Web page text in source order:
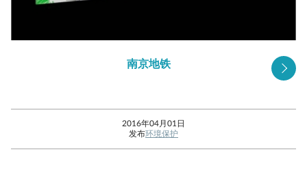
南京地铁
2016年04月01日
发布环境保护